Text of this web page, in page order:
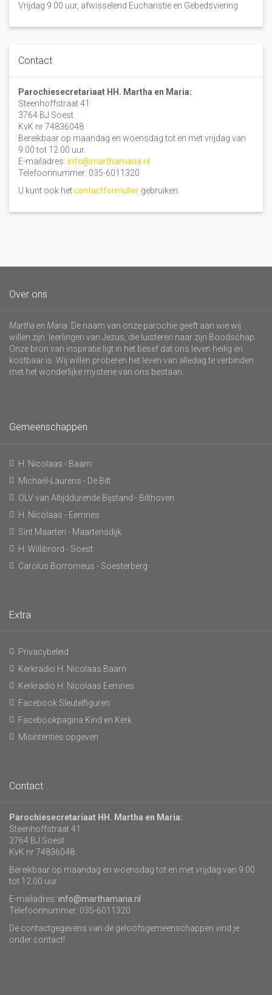
Vrijdag 9.00 uur, afwisselend Eucharistie en Gebedsviering
Contact
Parochiesecretariaat HH. Martha en Maria:
Steenhoffstraat 41
3764 BJ Soest
KvK nr 74836048
Bereikbaar op maandag en woensdag tot en met vrijdag van
9.00 tot 12.00 uur.
E-mailadres: info@marthamaria.nl
Telefoonnummer: 035-6011320
U kunt ook hetcontactformulier gebruiken.
Over ons
Martha en Maria . De naam van onze parochie geeft aan wie wij
willen zijn: leerlingen van Jezus, die luisteren naar zijn Boodschap.
Onze bron van inspiratie ligt in het besef dat ons leven heilig en
kostbaar is. Wij willen proberen het leven van alledag te verbinden
met het wonderlijke mysterie van ons bestaan.
Gemeenschappen
H. Nicolaas - Baarn
Michaël-Laurens - De Bilt
OLV van Altijddurende Bijstand - Bilthoven
H. Nicolaas - Eemnes
Sint Maarten - Maartensdijk
H. Willibrord - Soest
Carolus Borromeüs - Soesterberg
Extra
Privacybeleid
Kerkradio H. Nicolaas Baarn
Kerkradio H. Nicolaas Eemnes
Facebook Sleutelfiguren
Facebookpagina Kind en Kerk
Misintenties opgeven
Contact
Parochiesecretariaat HH. Martha en Maria:
Steenhoffstraat 41
3764 BJ Soest
KvK nr 74836048
Bereikbaar op maandag en woensdag tot en met vrijdag van 9.00
tot 12.00 uur.
E-mailadres: info@marthamaria.nl
Telefoonnummer: 035-6011320
De contactgegevens van de geloofsgemeenschappen vind je
onder contact!